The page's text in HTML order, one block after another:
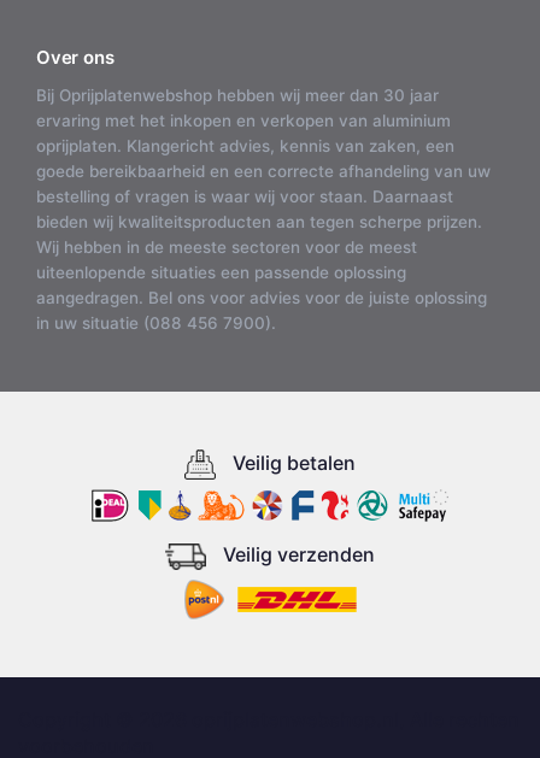
Over ons
Bij Oprijplatenwebshop hebben wij meer dan 30 jaar
ervaring met het inkopen en verkopen van aluminium
oprijplaten. Klangericht advies, kennis van zaken, een
goede bereikbaarheid en een correcte afhandeling van uw
bestelling of vragen is waar wij voor staan. Daarnaast
bieden wij kwaliteitsproducten aan tegen scherpe prijzen.
Wij hebben in de meeste sectoren voor de meest
uiteenlopende situaties een passende oplossing
aangedragen. Bel ons voor advies voor de juiste oplossing
in uw situatie (088 456 7900).
Veilig betalen
Veilig verzenden